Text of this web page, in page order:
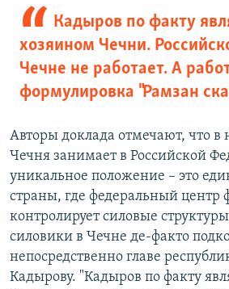
Кадыров по факту
хозяином Чечни.
Чечне не работает. А
формулировка "Рамзан
Авторы доклада отмечают, что в
Чечня занимает в Российской
уникальное положение – это
страны, где федеральный центр
контролирует силовые
силовики в Чечне де-факто
непосредственно главе
Кадырову. "Кадыров по факту